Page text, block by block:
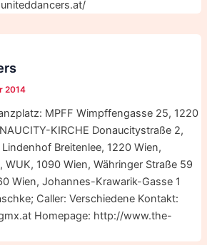
2014
MPFF Wimpffengasse 25, 1220
KIRCHE Donaucitystraße 2,
Breitenlee, 1220 Wien,
WUK, 1090 Wien, Währinger Straße 59
Wien, Johannes-Krawarik-Gasse 1
Caller: Verschiedene Kontakt:
Homepage: http://www.the-